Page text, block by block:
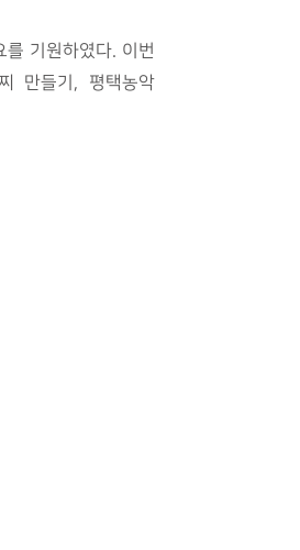
기원하였다. 이번
만들기, 평택농악